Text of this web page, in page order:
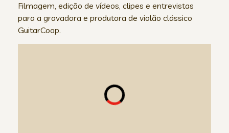
Filmagem, edição de vídeos, clipes e entrevistas
para a gravadora e produtora de violão clássico
GuitarCoop.